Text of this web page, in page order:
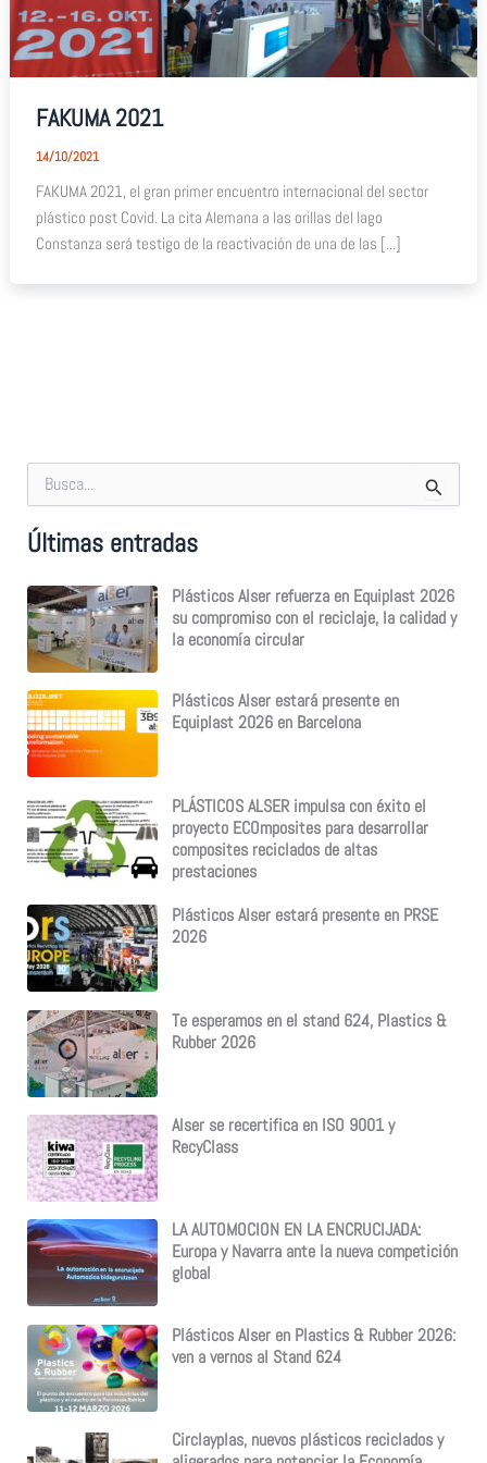
FAKUMA 2021
14/10/2021
FAKUMA 2021, el gran primer encuentro internacional del sector
plástico post Covid. La cita Alemana a las orillas del lago
Constanza será testigo de la reactivación de una de las [...]
c
a
r
p
o
r
:
Últimas entradas
Plásticos Alser refuerza en Equiplast 2026
su compromiso con el reciclaje, la calidad y
la economía circular
Plásticos Alser estará presente en
Equiplast 2026 en Barcelona
PLÁSTICOS ALSER impulsa con éxito el
proyecto ECOmposites para desarrollar
composites reciclados de altas
prestaciones
Plásticos Alser estará presente en PRSE
2026
Te esperamos en el stand 624, Plastics &
Rubber 2026
Alser se recertifica en ISO 9001 y
RecyClass
LA AUTOMOCION EN LA ENCRUCIJADA:
Europa y Navarra ante la nueva competición
global
Plásticos Alser en Plastics & Rubber 2026:
ven a vernos al Stand 624
Circlayplas, nuevos plásticos reciclados y